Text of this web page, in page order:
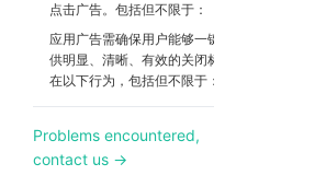
点击广告。包括但不限于：
应用广告需确保用户能够一键关闭，需提
供明显、清晰、有效的关闭标志。不得存
在以下行为，包括但不限于：
Problems encountered,
contact us →